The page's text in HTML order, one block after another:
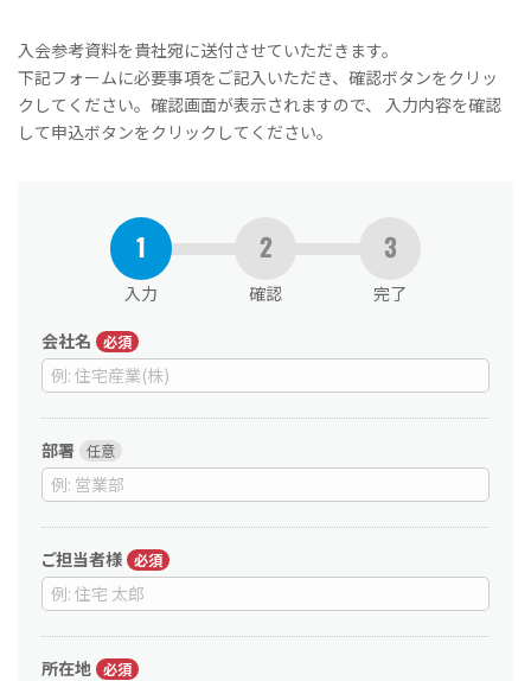
入会参考資料を貴社宛に送付させていただきます。
下記フォームに必要事項をご記入いただき、確認ボタンをクリッ
クしてください。確認画面が表示されますので、 入力内容を確認
して申込ボタンをクリックしてください。
入力 確認
完了
会社名
部署
ご担当者様
所在地